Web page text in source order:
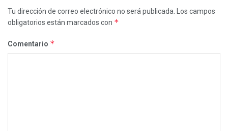
Tu dirección de correo electrónico no será publicada.
Los campos
obligatorios están marcados con *
Comentario *